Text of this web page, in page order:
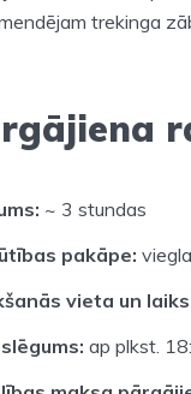
trekinga
~ 3 stundas
pakāpe:
vieta un
ap plkst.